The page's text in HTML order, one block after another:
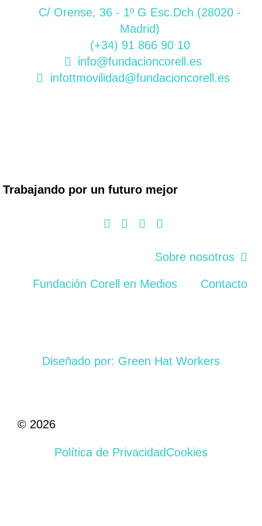
C/ Orense, 36 - 1º G Esc.Dch (28020 -
Madrid)
(+34) 91 866 90 10
info@fundacioncorell.es
infottmovilidad@fundacioncorell.es
Trabajando por un futuro mejor
Sobre nosotros
Fundación Corell en Medios Contacto
© 2026
Política de PrivacidadCookies
Diseñado por: Green Hat Workers